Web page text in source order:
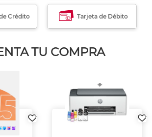
Crédito Tarjeta de Débito
TU COMPRA